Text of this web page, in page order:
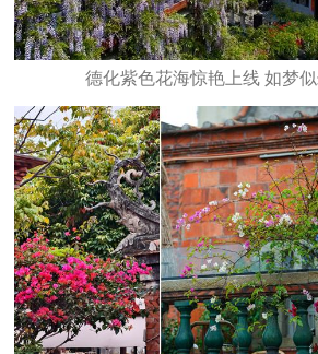
德化紫色花海惊艳上线 如梦